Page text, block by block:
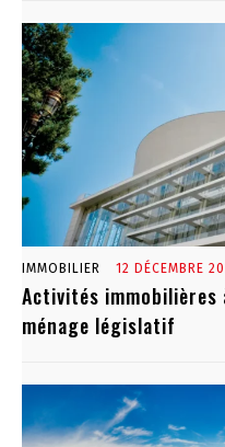
IMMOBILIER 12 DÉCEMBRE
Activités immobilières
ménage législatif